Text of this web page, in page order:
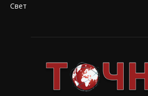
Свет